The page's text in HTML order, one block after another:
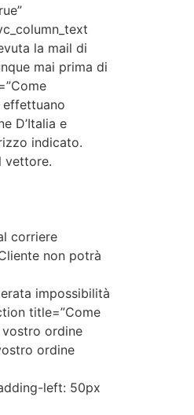
la mail di
mai prima di
effettuano
D’Italia e
indicato.
vettore.
corriere
non potrà
impossibilità
title=”Come
vostro ordine
ordine
left: 50px